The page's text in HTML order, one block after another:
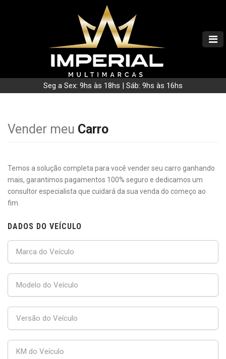
Seg a Sex: 9hs às 18hs | Sáb: 9hs às 16hs
Vender meu Carro
Temos a solução completa para você vender seu carro ganhando
mais, garantimos pagamentos 100% seguro e dedicamos um
consultor especialista que cuidará da sua venda do começo ao
fim.
DADOS DO VEÍCULO